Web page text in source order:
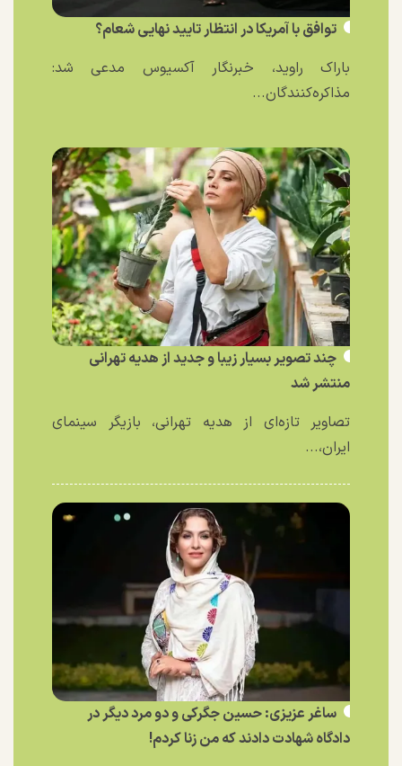
توافق با آمریکا در انتظار تایید نهایی شعام؟
باراک راوید، خبرنگار آکسیوس مدعی شد:
مذاکره‌کنندگان...
چند تصویر بسیار زیبا و جدید از هدیه تهرانی
منتشر شد
تصاویر تازه‌ای از هدیه تهرانی، بازیگر سینمای
ایران،...
ساغر عزیزی: حسین جگرکی و دو مرد دیگر در
دادگاه شهادت دادند که من زنا کردم!